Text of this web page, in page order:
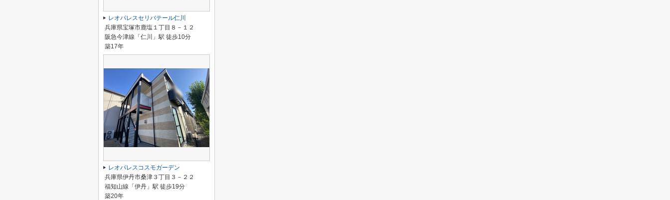
レオパレスセリバテール仁川
兵庫県宝塚市鹿塩１丁目８－１２
阪急今津線「仁川」駅 徒歩10分
築17年
レオパレスコスモガーデン
兵庫県伊丹市桑津３丁目３－２２
福知山線「伊丹」駅 徒歩19分
築20年